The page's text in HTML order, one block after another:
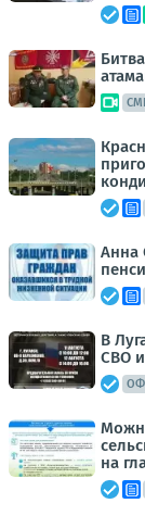
Анна
В
СВО
на